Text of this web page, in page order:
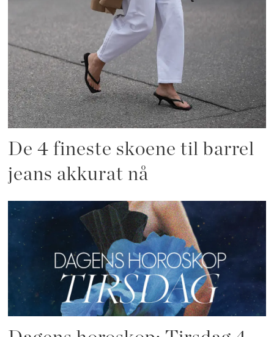
De 4 fineste skoene til barrel
jeans akkurat nå